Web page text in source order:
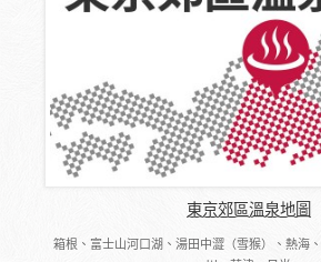
東京郊區溫泉地圖
箱根、富士山河口湖、湯田中澀（雪猴）、熱海